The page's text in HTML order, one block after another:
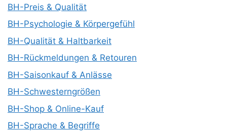
BH-Preis & Qualität
BH-Psychologie & Körpergefühl
BH-Qualität & Haltbarkeit
BH-Rückmeldungen & Retouren
BH-Saisonkauf & Anlässe
BH-Schwesterngrößen
BH-Shop & Online-Kauf
BH-Sprache & Begriffe